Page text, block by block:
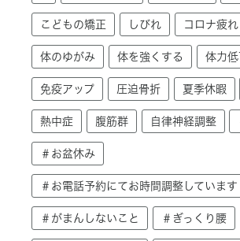
こどもの矯正 しびれ コロナ疲れ
体のゆがみ 体を強くする 体力低
免疫アップ 圧迫骨折 夏季休暇
熱中症 腹筋群 自律神経調整
＃お盆休み
＃お電話予約にてお時間調整しています
＃がまんしないこと ＃ぎっくり腰